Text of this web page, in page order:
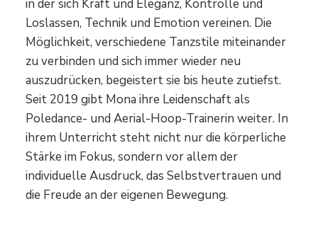
in der sich Kraft und Eleganz, Kontrolle und
Loslassen, Technik und Emotion vereinen. Die
Möglichkeit, verschiedene Tanzstile miteinander
zu verbinden und sich immer wieder neu
auszudrücken, begeistert sie bis heute zutiefst.
Seit 2019 gibt Mona ihre Leidenschaft als
Poledance- und Aerial-Hoop-Trainerin weiter. In
ihrem Unterricht steht nicht nur die körperliche
Stärke im Fokus, sondern vor allem der
individuelle Ausdruck, das Selbstvertrauen und
die Freude an der eigenen Bewegung.